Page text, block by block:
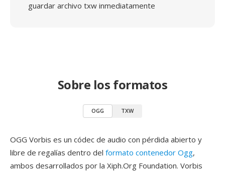
guardar archivo txw inmediatamente
Sobre los formatos
OGG TXW
OGG Vorbis es un códec de audio con pérdida abierto y
libre de regalías dentro del formato contenedor Ogg,
ambos desarrollados por la Xiph.Org Foundation. Vorbis